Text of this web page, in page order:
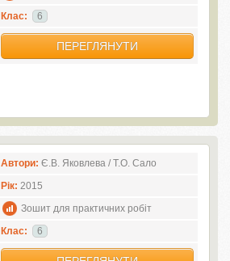
Клас:
6
ПЕРЕГЛЯНУТИ
Автори: Є.В. Яковлева / Т.О. Сало
Рік: 2015
Зошит для практичних робіт
Клас:
6